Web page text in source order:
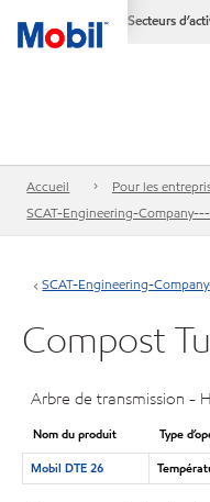
Secteurs
Accueil Pour les
SCAT-Engineering-
SCAT-Engineering-
Compost
Arbre de transmission -
Nom du produit
Type
Mobil DTE 26